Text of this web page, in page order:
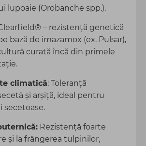
lupoaie (Orobanche spp.).
– rezistență genetică
bază de imazamox (ex. Pulsar),
curată încă din primele
climatică: Toleranță
și arșiță, ideal pentru
secetoase.
Rezistență foarte
și la frângerea tulpinilor,